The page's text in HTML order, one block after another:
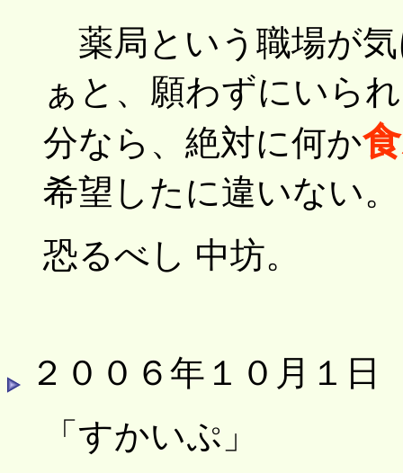
薬局という職場が
ぁと、願わずにいら
分なら、絶対に何か
希望したに違いない
恐るべし 中坊。
２００６年１０月１日
「すかいぷ」